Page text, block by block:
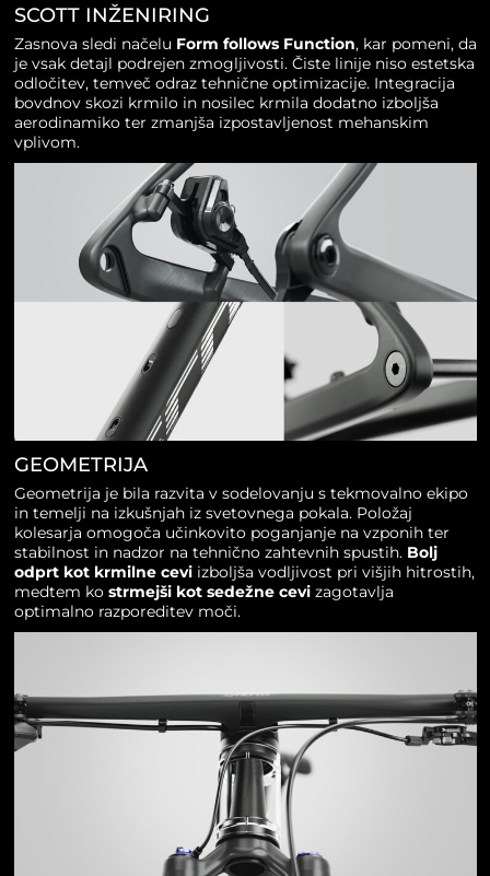
SCOTT INŽENIRING
Zasnova sledi načelu Form follows Function, kar pomeni, da
je vsak detajl podrejen zmogljivosti. Čiste linije niso estetska
odločitev, temveč odraz tehnične optimizacije. Integracija
bovdnov skozi krmilo in nosilec krmila dodatno izboljša
aerodinamiko ter zmanjša izpostavljenost mehanskim
vplivom.
GEOMETRIJA
Geometrija je bila razvita v sodelovanju s tekmovalno ekipo
in temelji na izkušnjah iz svetovnega pokala. Položaj
kolesarja omogoča učinkovito poganjanje na vzponih ter
stabilnost in nadzor na tehnično zahtevnih spustih. Bolj
odprt kot krmilne ceviizboljša vodljivost pri višjih hitrostih,
medtem ko strmejši kot sedežne cevizagotavlja
optimalno razporeditev moči.